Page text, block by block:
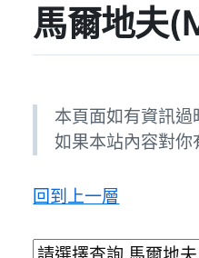
馬爾地夫
本頁面如有資訊過
如果本站內容對你
回到上一層